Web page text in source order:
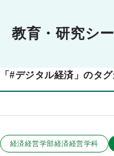
ス
教育・研究シ
「#デジタル経済」のタ
この研究のカテゴリー
経済経営学部経済経営学科
この研究のキーワード